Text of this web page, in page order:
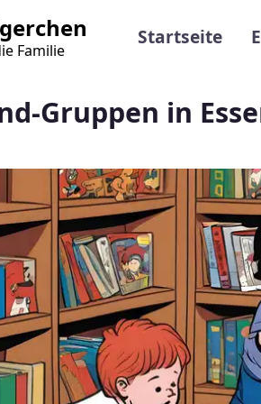
Familie
Main
Startseite
Gruppen in